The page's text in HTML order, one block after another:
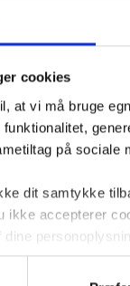
cookies
at vi må bruge
på sociale
dit samtykke
ikke accepterer